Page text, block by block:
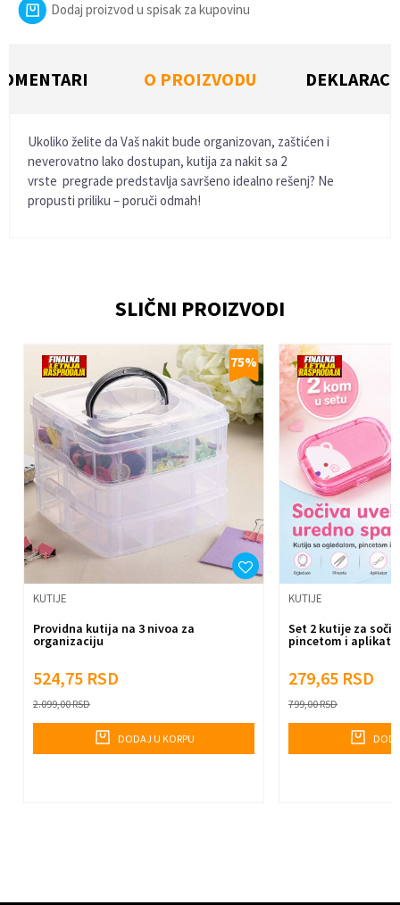
Dodaj proizvod u spisak za kupovinu
O PROIZVODU
Ukoliko želite da Vaš nakit bude organizovan, zaštićen i
neverovatno lako dostupan, kutija za nakit sa 2
vrste pregrade predstavlja savršeno idealno rešenj? Ne
propusti priliku – poruči odmah!
Poruka
Anti-spam zaštita - izračunajte koliko je 2 + 3 :
SLIČNI PROIZVODI
75%
KUTIJE
Providna kutija na 3 nivoa za
organizaciju
524,75 RSD
2.099,00RSD
DODAJ U KORPU
KUTIJE
Set 2 kutije za
pincetom i
279,65 RSD
799,00RSD